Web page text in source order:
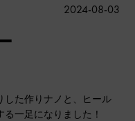
した作りナノと、ヒール
一足になりました！
公
2024-08-03